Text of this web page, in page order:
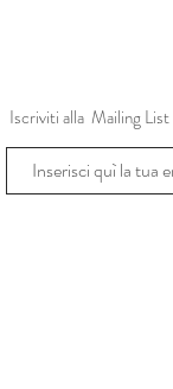
Iscriviti alla Mailing